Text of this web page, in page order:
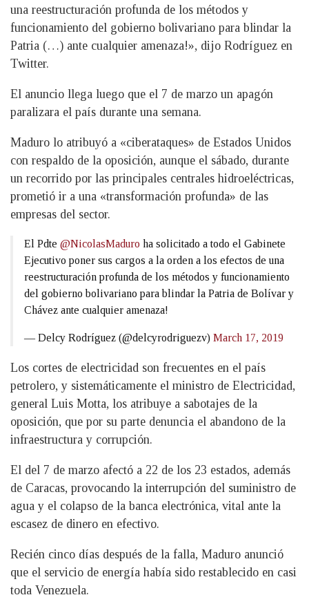
una reestructuración profunda de los métodos y
funcionamiento del gobierno bolivariano para blindar la
Patria (…) ante cualquier amenaza!», dijo Rodríguez en
Twitter.
El anuncio llega luego que el 7 de marzo un apagón
paralizara el país durante una semana.
Maduro lo atribuyó a «ciberataques» de Estados Unidos
con respaldo de la oposición, aunque el sábado, durante
un recorrido por las principales centrales hidroeléctricas,
prometió ir a una «transformación profunda» de las
empresas del sector.
El Pdte @NicolasMaduro ha solicitado a todo el Gabinete
Ejecutivo poner sus cargos a la orden a los efectos de una
reestructuración profunda de los métodos y funcionamiento
del gobierno bolivariano para blindar la Patria de Bolívar y
Chávez ante cualquier amenaza!
— Delcy Rodríguez (@delcyrodriguezv) March 17, 2019
Los cortes de electricidad son frecuentes en el país
petrolero, y sistemáticamente el ministro de Electricidad,
general Luis Motta, los atribuye a sabotajes de la
oposición, que por su parte denuncia el abandono de la
infraestructura y corrupción.
El del 7 de marzo afectó a 22 de los 23 estados, además
de Caracas, provocando la interrupción del suministro de
agua y el colapso de la banca electrónica, vital ante la
escasez de dinero en efectivo.
Recién cinco días después de la falla, Maduro anunció
que el servicio de energía había sido restablecido en casi
toda Venezuela.